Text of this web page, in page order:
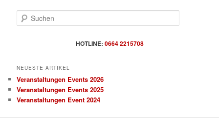
u
HOTLINE: 0664 2215708
NEUESTE ARTIKEL
Veranstaltungen Events 2026
Veranstaltungen Events 2025
Veranstaltungen Event 2024